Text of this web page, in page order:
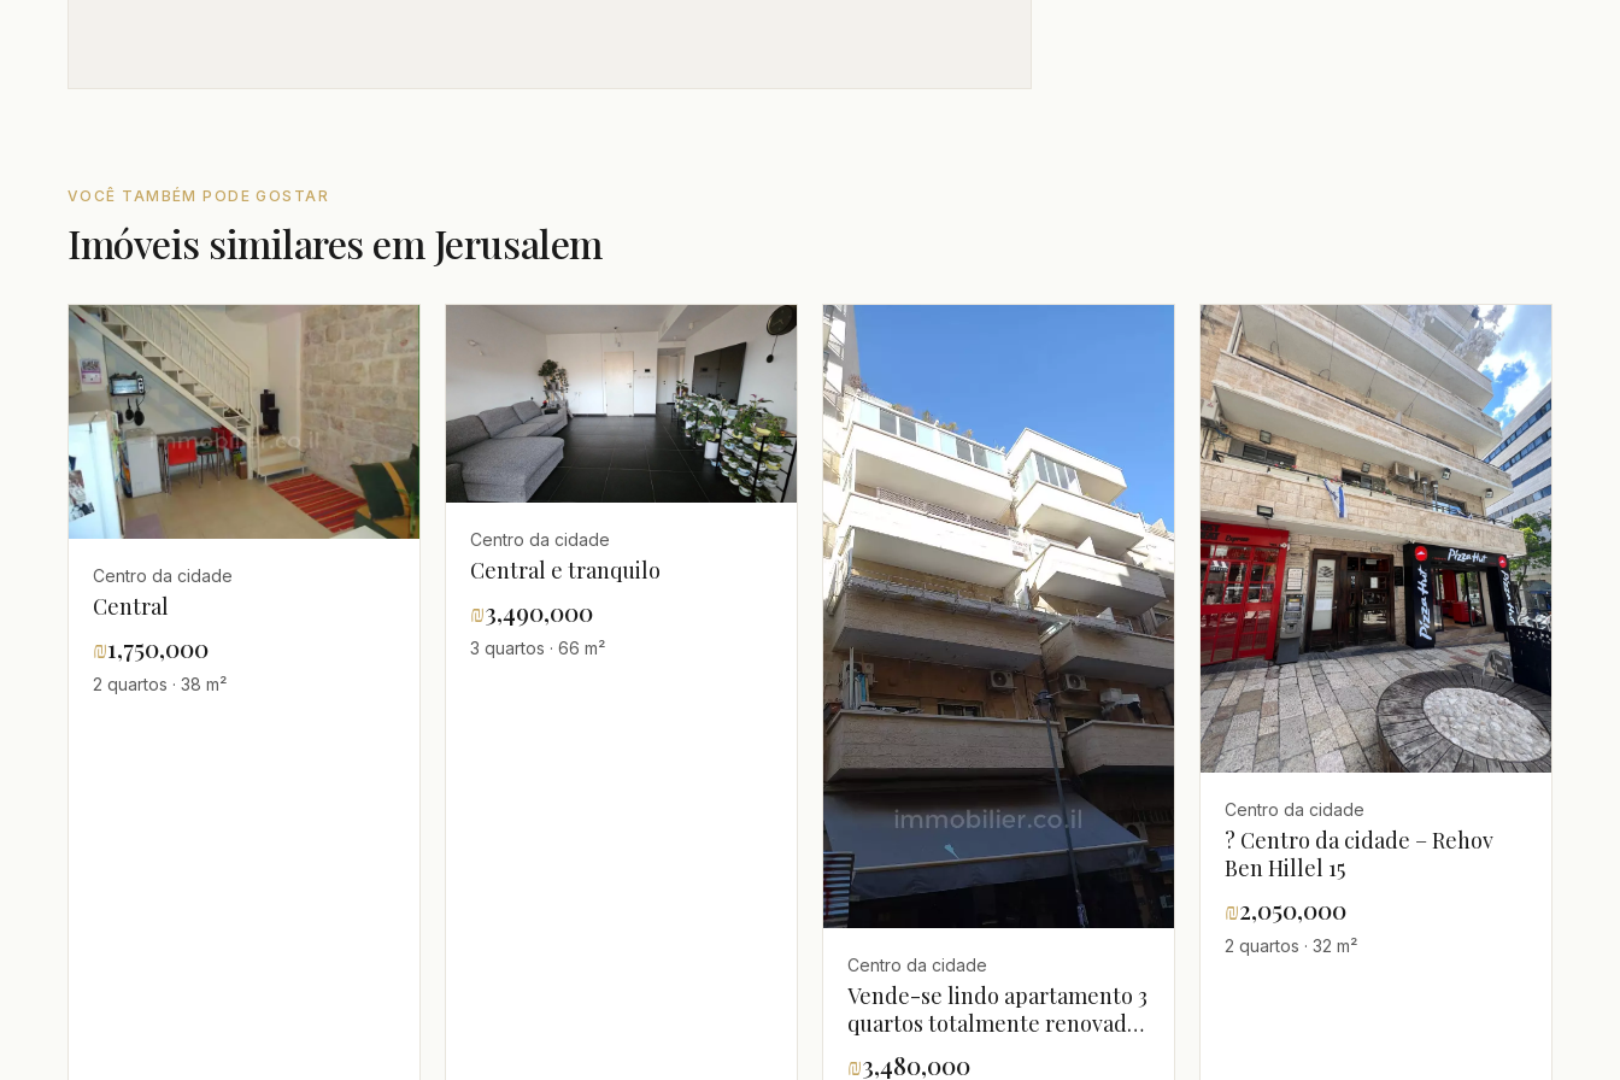
VOCÊ TAMBÉM PODE GOSTAR
Imóveis similares em Jerusalem
Centro da cidade
Central
₪1,750,000
2 quartos · 38 m²
Centro da cidade
Central e tranquilo
₪3,490,000
3 quartos · 66 m²
Centro da cidade
Vende-se lindo apartamento 3
quartos totalmente renovado
71m² – Centro da cidade,
₪3,480,000
Centro da cidade
? Centro da cidade – Rehov
Ben Hillel 15
₪2,050,000
2 quartos · 32 m²